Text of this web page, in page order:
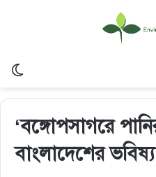
‘বঙ্গোপসাগরে
বাংলাদেশের